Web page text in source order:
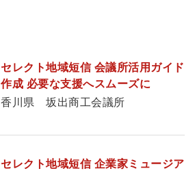
セレクト地域短信 会議所活用ガイド
作成 必要な支援へスムーズに
香川県 坂出商工会議所
セレクト地域短信 企業家ミュージア